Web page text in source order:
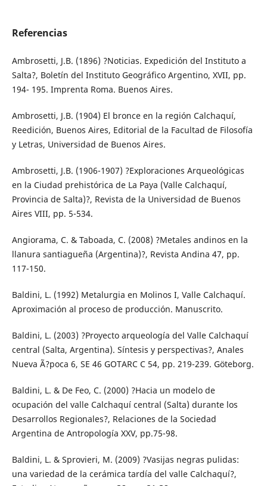
Referencias
Ambrosetti, J.B. (1896) ?Noticias. Expedición del Instituto a
Salta?, Boletín del Instituto Geográfico Argentino, XVII, pp.
194- 195. Imprenta Roma. Buenos Aires.
Ambrosetti, J.B. (1904) El bronce en la región Calchaquí,
Reedición, Buenos Aires, Editorial de la Facultad de Filosofía
y Letras, Universidad de Buenos Aires.
Ambrosetti, J.B. (1906-1907) ?Exploraciones Arqueológicas
en la Ciudad prehistórica de La Paya (Valle Calchaquí,
Provincia de Salta)?, Revista de la Universidad de Buenos
Aires VIII, pp. 5-534.
Angiorama, C. & Taboada, C. (2008) ?Metales andinos en la
llanura santiagueña (Argentina)?, Revista Andina 47, pp.
117-150.
Baldini, L. (1992) Metalurgia en Molinos I, Valle Calchaquí.
Aproximación al proceso de producción. Manuscrito.
Baldini, L. (2003) ?Proyecto arqueología del Valle Calchaquí
central (Salta, Argentina). Síntesis y perspectivas?, Anales
Nueva Ã?poca 6, SE 46 GOTARC C 54, pp. 219-239. Göteborg.
Baldini, L. & De Feo, C. (2000) ?Hacia un modelo de
ocupación del valle Calchaquí central (Salta) durante los
Desarrollos Regionales?, Relaciones de la Sociedad
Argentina de Antropología XXV, pp.75-98.
Baldini, L. & Sprovieri, M. (2009) ?Vasijas negras pulidas:
una variedad de la cerámica tardía del valle Calchaquí?,